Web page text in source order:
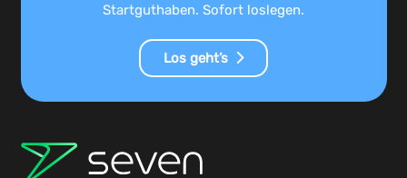
Startguthaben. Sofort loslegen.
Los geht’s